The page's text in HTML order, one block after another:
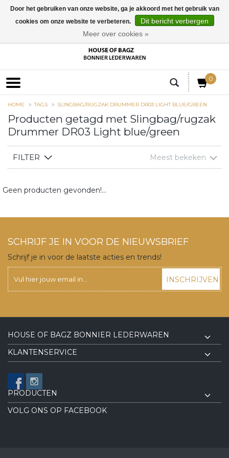
0
HOME TAGS SLINGBAG/RUGZAK DRUMMER DR03 LIGHT BLUE/GREEN
Producten getagd met Slingbag/rugzak
Drummer DR03 Light blue/green
FILTER Meest bekeken
Geen producten gevonden!...
SCHRIJF JE IN VOOR DE NIEUWSBRIEF
Schrijf je in voor de laatste acties en trends!
INSCHRIJVEN
HOUSE OF BAGZ BONNIER LEDERWAREN
KLANTENSERVICE
PRODUCTEN
VOLG ONS OP FACEBOOK
Door het gebruiken van onze website, ga je akkoord met het gebruik van
cookies om onze website te verbeteren.
Dit bericht verbergen
Meer over cookies »